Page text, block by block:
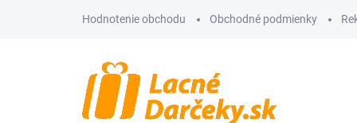
Hodnotenie obchodu Obchodné podmienky